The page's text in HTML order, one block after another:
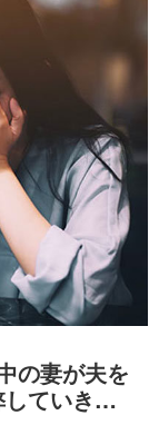
の妻が夫を
していき…